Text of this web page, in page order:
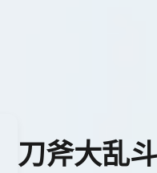
刀斧大乱